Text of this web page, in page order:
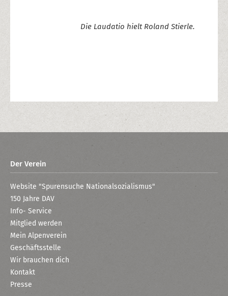
Die Laudatio hielt Roland Stierle.
Der Verein
Website "Spurensuche Nationalsozialismus"
150 Jahre DAV
Info- Service
Mitglied werden
Mein Alpenverein
Geschäftsstelle
Wir brauchen dich
Kontakt
Presse